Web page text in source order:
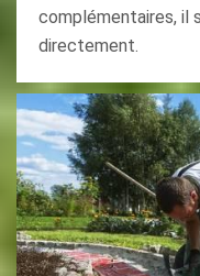
complémentaires, il
directement.